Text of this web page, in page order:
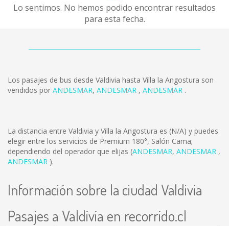
Lo sentimos. No hemos podido encontrar resultados
para esta fecha.
Los pasajes de bus desde Valdivia hasta Villa la Angostura son
vendidos por ANDESMAR, ANDESMAR , ANDESMAR .
La distancia entre Valdivia y Villa la Angostura es (N/A) y puedes
elegir entre los servicios de Premium 180°, Salón Cama;
dependiendo del operador que elijas (ANDESMAR, ANDESMAR ,
ANDESMAR ).
Información sobre la ciudad Valdivia
Pasajes a Valdivia en recorrido.cl